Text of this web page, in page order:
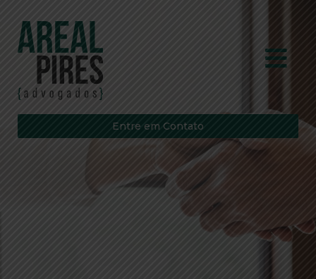
Entre em Contato